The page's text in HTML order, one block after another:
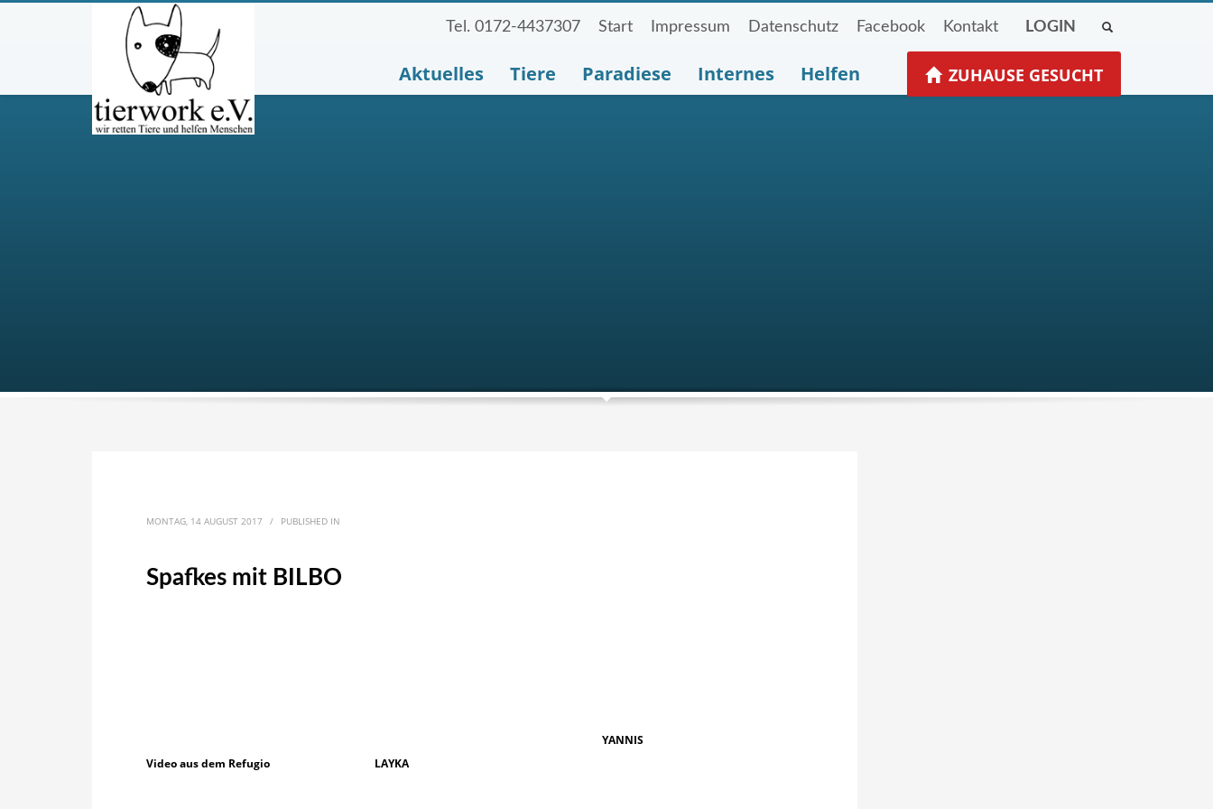
Tel. 0172-4437307 Start Impressum Datenschutz Facebook Kontakt LOGIN
Aktuelles Tiere Paradiese Internes Helfen ZUHAUSE GESUCHT
MONTAG, 14 AUGUST 2017 / PUBLISHED IN
Spafkes mit BILBO
Video aus dem Refugio LAYKA
YANNIS